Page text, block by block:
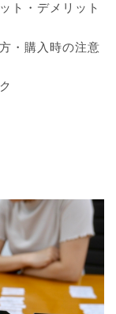
・デメリット
・購入時の注意